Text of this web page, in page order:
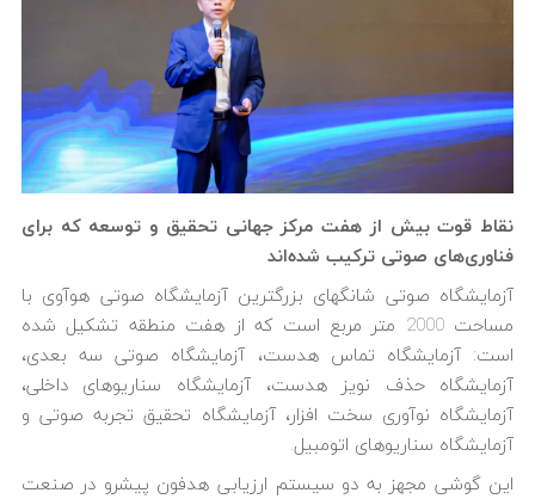
نقاط قوت بیش از هفت مرکز جهانی تحقیق و توسعه که برای
فناوری‌های صوتی ترکیب شده‌اند
آزمایشگاه صوتی شانگهای بزرگترین آزمایشگاه صوتی هوآوی با
مساحت 2000 متر مربع است که از هفت منطقه تشکیل شده
است: آزمایشگاه تماس هدست، آزمایشگاه صوتی سه بعدی،
آزمایشگاه حذف نویز هدست، آزمایشگاه سناریوهای داخلی،
آزمایشگاه نوآوری سخت افزار، آزمایشگاه تحقیق تجربه صوتی و
آزمایشگاه سناریوهای اتومبیل.
این گوشی مجهز به دو سیستم ارزیابی هدفون پیشرو در صنعت